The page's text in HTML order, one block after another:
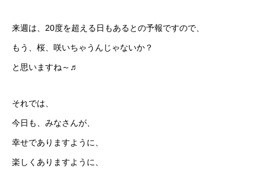
来週は、20度を超える日もあるとの予報ですので、
もう、桜、咲いちゃうんじゃないか？
と思いますね～♬
それでは、
今日も、みなさんが、
幸せでありますように、
楽しくありますように、